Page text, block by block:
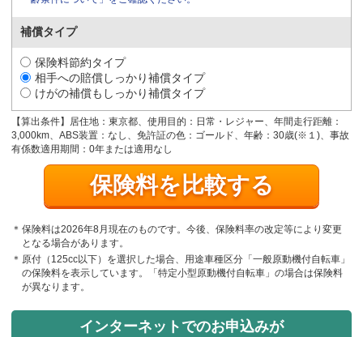
補償タイプ
保険料節約タイプ
相手への賠償しっかり補償タイプ
けがの補償もしっかり補償タイプ
【算出条件】居住地：東京都、使用目的：日常・レジャー、年間走行距離：
3,000km、ABS装置：なし、免許証の色：ゴールド、年齢： 30歳(※１)、事故
有係数適用期間：0年または適用なし
保険料は2026年8月現在のものです。今後、保険料率の改定等により変更
となる場合があります。
原付（125cc以下）を選択した場合、用途車種区分「一般原動機付自転車」
の保険料を表示しています。「特定小型原動機付自転車」の場合は保険料
が異なります。
インターネットでのお申込みが